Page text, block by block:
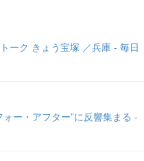
ーク きょう宝塚 ／兵庫 - 毎日
ー・アフター”に反響集まる -